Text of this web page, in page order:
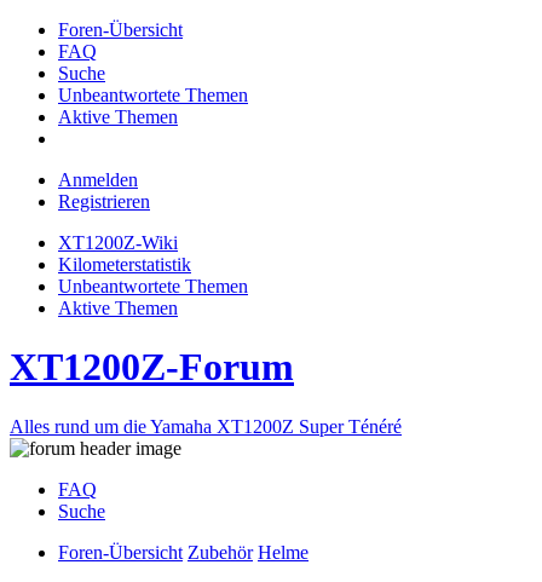
Foren-Übersicht
FAQ
Suche
Unbeantwortete Themen
Aktive Themen
Anmelden
Registrieren
XT1200Z-Wiki
Kilometerstatistik
Unbeantwortete Themen
Aktive Themen
XT1200Z-Forum
Alles rund um die Yamaha XT1200Z Super Ténéré
FAQ
Suche
Foren-Übersicht Zubehör Helme